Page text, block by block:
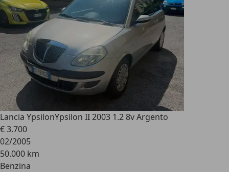
Lancia YpsilonYpsilon II 2003 1.2 8v Argento
€ 3.700
02/2005
50.000 km
Benzina